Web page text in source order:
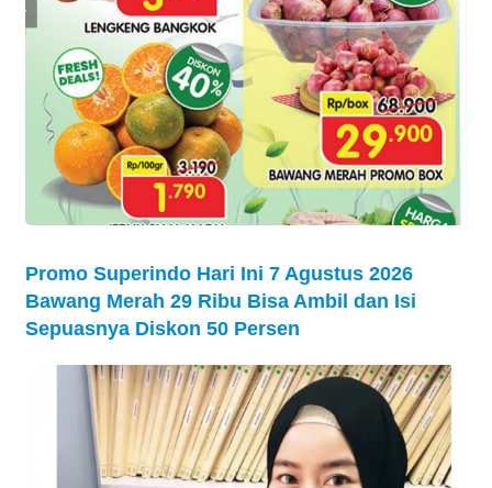
Promo Superindo Hari Ini 7 Agustus 2026
Bawang Merah 29 Ribu Bisa Ambil dan Isi
Sepuasnya Diskon 50 Persen